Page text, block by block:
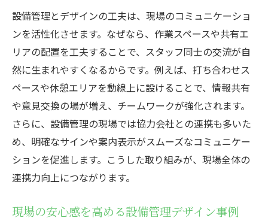
設備管理とデザインの工夫は、現場のコミュニケーショ
ンを活性化させます。なぜなら、作業スペースや共有エ
リアの配置を工夫することで、スタッフ同士の交流が自
然に生まれやすくなるからです。例えば、打ち合わせス
ペースや休憩エリアを動線上に設けることで、情報共有
や意見交換の場が増え、チームワークが強化されます。
さらに、設備管理の現場では協力会社との連携も多いた
め、明確なサインや案内表示がスムーズなコミュニケー
ションを促進します。こうした取り組みが、現場全体の
連携力向上につながります。
現場の安心感を高める設備管理デザイン事例